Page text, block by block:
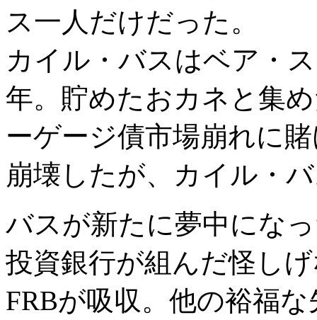
ス一人だけだった。
カイル・バスはベア・
年。貯めたおカネと集
ーゲージ債市場崩れに
崩壊したが、カイル・
バスが新たに夢中にな
投資銀行が組んだ怪し
FRBが吸収。他の裕福